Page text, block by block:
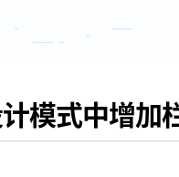
模式中增加